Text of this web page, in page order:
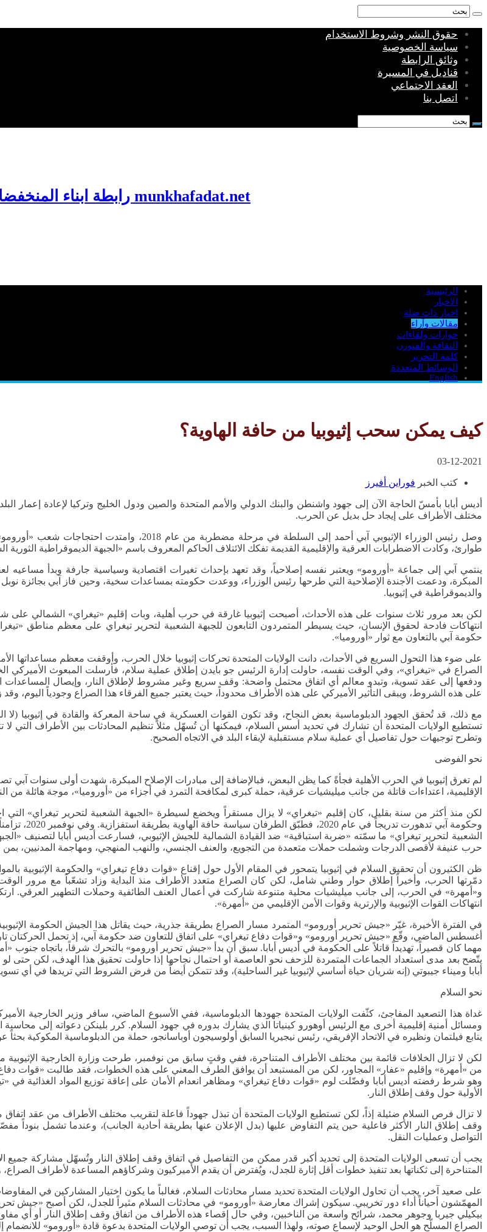
حقوق النشر وشروط الاستخدام
سياسة الخصوصية
وثائق الرابطة
قناديل في المسيرة
العقد الاجتماعي
اتصل بنا
munkhafadat.net رابطة ابناء المنخفضات الارترية
الرئيسية
الاخبار
اخبار ذات صلة
مقالات وآراء
حوارات ولقاءات
الثقافة والفنوزن
كلمة التحرير
الوسائط المتعددة
English
كيف يمكن سحب إثيوبيا من حافة الهاوية؟
03-12-2021
كتب الخبر فوراين أفيرز
أديس أبابا بأمسّ الحاجة الآن إلى جهود واشنطن والبنك الدولي والأمم المتحدة والصين ودول الخليج وتركيا لإعادة إعمار
مختلف الأطراف على إيجاد حل بديل عن الحرب.
وصل رئيس الوزراء الإثيوبي آبي أحمد إلى السلطة في
طوارئ، وكادت الاضطرابات العرقية والإقليمية القديمة تفكك الائتلاف الحاكم المعروف باسم «الجبهة الديموقراطية الثورية
ينتمي آبي إلى جماعة «أورومو» ويعتبر نفسه إصلاحياً، وقد تعهد بإحداث تغيرات اقتصادية وسياسية جارفة وبدأ مساعيه لعقد
والديموقراطية في إثيوبيا.
لكن بعد مرور ثلاث سنوات على هذه الأحداث، أصبحت إثيوبيا غارقة في حرب أهلية، وبات إقليم «تيغراي» الشمالي على شفير
انتهاكات فادحة لحقوق الإنسان، حيث يسيطر المتمردون التابعون للجبهة الشعبية لتحرير تيغراي على معظم مناطق
حكومة آبي بالتعاون مع ثوار «أوروميا».
على ضوء هذا التحول السريع في الأحداث، دانت الولايات المتحدة تحركات إثيوبيا خلال الحرب، وأوقفت معظم
الصراع في «تيغراي»، وفي الوقت نفسه، حاولت إدارة الرئيس جو بايدن إطلاق عملية سلام، فأرسلت المبعوث الأميركي
ودفعها إلى عقد تسوية، وتبدو معالم أي اتفاق محتمل واضحة: وقف سريع وغير مشروط لإطلاق النار، وإيصال
على هذه الشروط، ويبقى التأثير الأميركي على هذه الأطراف محدوداً، حيث يعتبر جميع الفرقاء هذا الصراع وجودياً اليوم،
مع ذلك، قد تُحقق الجهود الدبلوماسية بعض النجاح، وقد تكون القوات العسكرية في ساحة المعركة والقادة في إثيوبيا
تستطيع الولايات المتحدة أن تشارك في تحديد أسس السلام، فيمكنها أن تُسهّل مثلاً تنظيم المحادثات بين الأطراف التي
وتطرح توجيهات حول تفاصيل أي عملية سلام مستقبلية لإبقاء البلد في الاتجاه الصحيح.
نحو الفوضى
لم تغرق إثيوبيا في الحرب الأهلية فجأةً كما يظن البعض، فبالإضافة إلى مبادرات الإصلاح المبكرة، شهدت أولى سنوات
الإقليمية، اعتداءات قاتلة من جانب ميليشيات عرقية، حملة كبرى لمكافحة التمرد في أجزاء من «أوروميا»، موجة هائلة من
لكن منذ أكثر من سنة بقليل، كان إقليم «تيغراي» لا يزال مستقراً ويخضع لسيطرة «الجبهة الشعبية لتحرير تيغراي»
وحكومة آبي
الشعبية لتحرير تيغراي» ما سمّته «ضربة استباقية» ضد القيادة الشمالية للجيش الإثيوبي، فسارعت أديس أبابا لتصنيف
حرب عنيفة لأقصى الدرجات وشملت حملات متعمدة من التجويع، والعنف الجنسي، والنهب المنهجي، ومهاجمة المدنيين، بمن
ظن الكثيرون أن تحقيق السلام في إثيوبيا يتمحور في المقام الأول حول إقناع «قوات دفاع تيغراي» والحكومة الإثيوبية
دمّرتها الحرب، وأخيراً إطلاق حوار وطني شامل، لكن كان الصراع متعدد الأطراف منذ البداية وزاد تشعّباً مع مرور
و«أمهرة» في الحرب، إلى جانب ميليشيات محلية متنوعة شاركت في أعمال العنف الطائفية وحملات التطهير العرقي.
انتهاكات القوات الإثيوبية والإرترية وقوات الأمن الإقليمي من «أمهرة».
أغسطس الماضي، وقّع «جيش تحرير أورومو» و«قوات دفاع تيغراي» على اتفاق للتعاون ضد حكومة آبي، إذ تحمل الحركتان
مهما كان قصيراً، تهديداً قاتلاً على الحكومة في أديس أبابا. سبق أن بدأ «جيش تحرير أورومو» بالتحرك شرقاً، باتجاه
يتّضح بعد مدى استعداد الجماعات المتمردة للزحف نحو العاصمة أو احتمال نجاحها إذا حاولت تحقيق هذا الهدف، لكن حتى
أبابا وميناء جيبوتي (إنه شريان حياة أساسي لإثيوبيا غير الساحلية)، وقد تتمكن أيضاً من فرض الشروط التي تريدها في أي
نحو السلام
غداة هذا التصعيد المفاجئ، كثّفت الولايات المتحدة جهودها الدبلوماسية، ففي الأسبوع الماضي، سافر وزير الخارجية
ومسائل أمنية إقليمية أخرى مع الرئيس أوهورو كينياتا الذي يشارك بدوره في جهود السلام. كرر بلينكن دعواته إلى
يتابع فيلتمان ونظيره في الاتحاد الإفريقي، رئيس نيجيريا السابق أولوسيجون أوباسانجو، حملة من الدبلوماسية المكوكية
لكن لا تزال الخلافات قائمة بين مختلف الأطراف المتناحرة، ففي وقتٍ سابق من نوفمبر، طرحت وزارة الخارجية
من «أمهرة» وإقليم «عفار» المجاور، لكن من المستبعد أن يوافق الطرف المعني على هذه الخطوات، فقد طالبت «قوات دفاع
وهو شرط رفضته أديس أبابا وفضّلت لوم «قوات دفاع تيغراي» ومظاهر انعدام الأمان على إعاقة توزيع المواد الغذائية في
الأولية حول وقف إطلاق النار.
لا تزال فرص السلام ضئيلة إذاً، لكن تستطيع الولايات المتحدة أن تبذل جهوداً فاعلة لتقريب مختلف الأطراف من عقد
وقف إطلاق النار الأكثر فاعلية حين يتم التفاوض عليها (بدل الإعلان عنها بطريقة أحادية الجانب)، وعندما تشمل بنوداً
التواصل وعمليات النقل.
يجب أن تسعى الولايات المتحدة إلى تحديد أكبر قدر ممكن من التفاصيل في اتفاق وقف إطلاق النار وتُسهّل مشاركة جميع
المتناحرة إلى ثكناتها بعد تنفيذ خطوات أقل إثارة للجدل، ويُفترض أن يقدم الأميركيون وشركاؤهم المساعدة لأطراف
على صعيد آخر، يجب أن تحاول الولايات المتحدة تحديد مسار محادثات السلام، فغالباً ما يكون اختيار المشاركين في
المهمّشون أحياناً أداء دور تخريبي. سيكون إشراك معارضة «أورومو» في محادثات السلام مثيراً للجدل، لكن أصبح «جيش
بيكيلي جيربا وجوهر محمد، شرائح واسعة من الناخبين، وفي حال إقصاء هذه الأطراف من اتفاق وقف إطلاق النار أو أي
الصراع المسلّح هو الحل الوحيد لإسماع صوته، ولهذا السبب، يجب أن توصي الولايات المتحدة بدعوة قادة «أورومو» للانضمام